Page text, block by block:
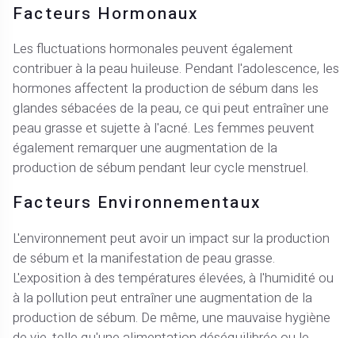
Facteurs Hormonaux
Les fluctuations hormonales peuvent également
contribuer à la peau huileuse. Pendant l'adolescence, les
hormones affectent la production de sébum dans les
glandes sébacées de la peau, ce qui peut entraîner une
peau grasse et sujette à l'acné. Les femmes peuvent
également remarquer une augmentation de la
production de sébum pendant leur cycle menstruel.
Facteurs Environnementaux
L'environnement peut avoir un impact sur la production
de sébum et la manifestation de peau grasse.
L'exposition à des températures élevées, à l'humidité ou
à la pollution peut entraîner une augmentation de la
production de sébum. De même, une mauvaise hygiène